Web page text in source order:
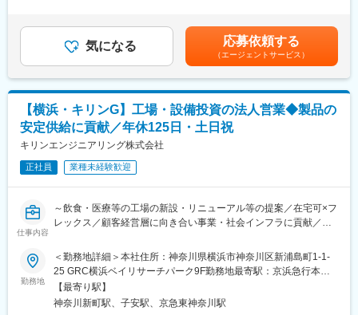
図面の読み方や専門用語も、先輩と一緒に1ステップずつ習得でき
ます。
1件あたりの案件規模が大きく、営業としての達成感が大きい営業
■具体的には：
・食品メーカーの既存顧客を中心にルート営業
・新規機械のご提案及びメンテナンスのご提案
・機械の仕様打合せのご提案
・機械据付設置時の立会い
※担当エリア：関東全域※日帰りでの訪問がメインとなります。
※既存顧客中心ですが、問い合わせのあった新規顧客への対応もお
任せ致します。
■入社後の流れ：
研修があり、機械知識や製造現場の流れ等を学んでいただきま
す。
その後、営業部へ配属され先輩社員との同行等を通して業務を覚
えていき徐々にできる業務範囲を広げていただきます。
でも目安の金額であり、選考を通じて上下する可能性がありま
す。月給(月額)は固定手当を含めた表記です。
気になる 応募依頼する
（エージェントサービス）
【横浜・キリンG】工場・設備投資の法人営業◆製品の
安定供給に貢献／年休125日・土日祝
キリンエンジニアリング株式会社
正社員 業種未経験歓迎
仕事内容
～飲食・医療等の工場の新設・リニューアル等の提案／在宅可×フ
レックス／顧客経営層に向き合い事業・社会インフラに貢献／グ
■業務内容
工場新設やリニューアル、生産設備やシステム構築に関する設備
投資（建築工事・生産設備工事等）受注獲得のため、情報収集・
各種提案・見積・交渉・契約締結・受注後のお客様フォローま
勤務地
＜勤務地詳細＞本社住所：神奈川県横浜市神奈川区新浦島町1-1-
25 GRC横浜ベイリサーチパーク9F勤務地最寄駅：京浜急行本線
／神奈川新町駅受動喫煙対策：屋内全面禁煙変更の範囲：会社の
定める事業所
【最寄り駅】
神奈川新町駅、子安駅、京急東神奈川駅